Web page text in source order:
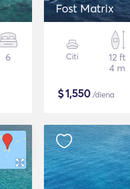
6
Fost Matrix
Citi
12 ft
4 m
$1,550 /diena